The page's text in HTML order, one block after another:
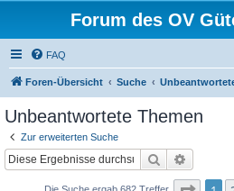
Forum des OV
FAQ
Foren-Übersicht Suche
Unbeantwortete Themen
Zur erweiterten Suche
Suche
Die Suche ergab 682 Treffer